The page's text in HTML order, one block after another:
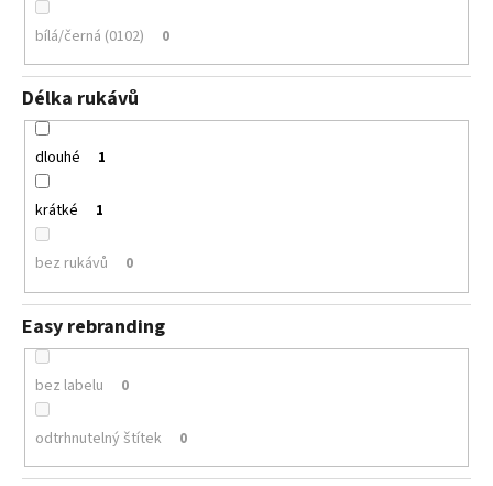
bílá/černá (0102) 0
Délka rukávů
dlouhé 1
krátké 1
bez rukávů 0
Easy rebranding
bez labelu 0
odtrhnutelný štítek 0